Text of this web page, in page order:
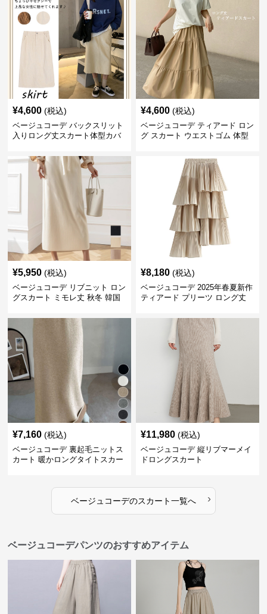
¥4,600 (税込)
ベージュコーデ バックスリット
入りロング丈スカート体型カバ
¥4,600 (税込)
ベージュコーデ ティアード ロン
グ スカート ウエストゴム 体型
¥5,950 (税込)
ベージュコーデ リブニット ロン
グスカート ミモレ丈 秋冬 韓国
¥8,180 (税込)
ベージュコーデ 2025年春夏新作
ティアード プリーツ ロング丈
¥7,160 (税込)
ベージュコーデ 裏起毛ニットス
カート 暖かロングタイトスカー
¥11,980 (税込)
ベージュコーデ 縦リブマーメイ
ドロングスカート
ベージュコーデのスカート一覧へ ›
ベージュコーデパンツのおすすめアイテム